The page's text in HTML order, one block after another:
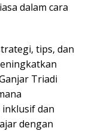
dalam cara
tips, dan
Triadi
dan
dengan